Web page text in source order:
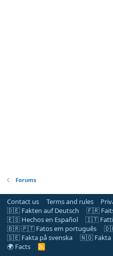
Forums
Contact us Terms and rules
🇩🇪 Fakten auf Deutsch
🇫🇷
🇪🇸 Hechos en Español
🇮🇹 Fatti
🇧🇷 🇵🇹 Fatos em português
🇸🇪 Fakta på svenska
🇳🇴 Fakta
🌍 Facts
R